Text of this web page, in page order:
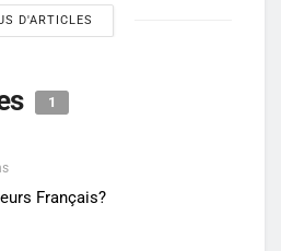
D'ARTICLES
1
Français?